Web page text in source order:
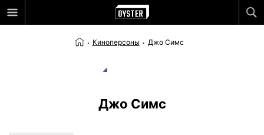
Киноперсоны Джо Симс
Джо Симс